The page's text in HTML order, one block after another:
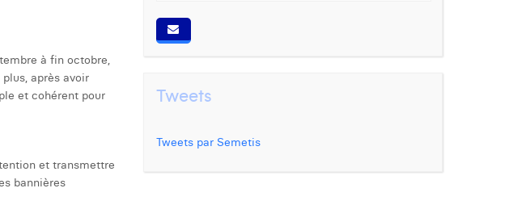
à fin octobre,
après avoir
et cohérent pour
et transmettre
bannières
Tweets
Tweets par Semetis